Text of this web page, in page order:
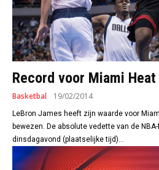
Record voor Miami Heat
Basketbal 19/02/2014
LeBron James heeft zijn waarde voor
bewezen. De absolute vedette van de
dinsdagavond (plaatselijke tijd)...